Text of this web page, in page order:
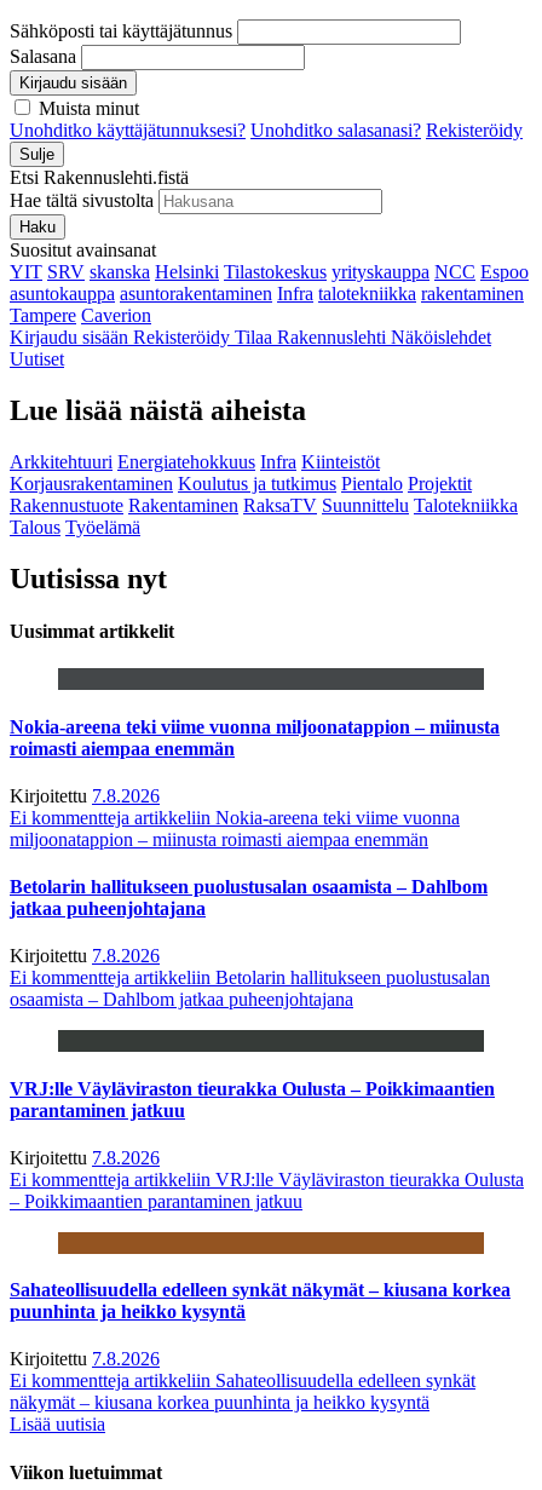
Sähköposti tai käyttäjätunnus
Salasana
Kirjaudu sisään
Muista minut
Unohditko käyttäjätunnuksesi? Unohditko salasanasi? Rekisteröidy
Sulje
Etsi Rakennuslehti.fistä
Hae tältä sivustolta
Haku
Suositut avainsanat
YIT SRV skanska Helsinki Tilastokeskus yrityskauppa NCC Espoo
asuntokauppa asuntorakentaminen Infra talotekniikka rakentaminen
Tampere Caverion
Kirjaudu sisään Rekisteröidy Tilaa Rakennuslehti Näköislehdet
Uutiset
Lue lisää näistä aiheista
Arkkitehtuuri Energiatehokkuus Infra Kiinteistöt
Korjausrakentaminen Koulutus ja tutkimus Pientalo Projektit
Rakennustuote Rakentaminen RaksaTV Suunnittelu Talotekniikka
Talous Työelämä
Uutisissa nyt
Uusimmat artikkelit
Nokia-areena teki viime vuonna miljoonatappion – miinusta
roimasti aiempaa enemmän
Kirjoitettu 7.8.2026
Ei kommentteja artikkeliin Nokia-areena teki viime vuonna
miljoonatappion – miinusta roimasti aiempaa enemmän
Betolarin hallitukseen puolustusalan osaamista – Dahlbom
jatkaa puheenjohtajana
Kirjoitettu 7.8.2026
Ei kommentteja artikkeliin Betolarin hallitukseen puolustusalan
osaamista – Dahlbom jatkaa puheenjohtajana
VRJ:lle Väyläviraston tieurakka Oulusta – Poikkimaantien
parantaminen jatkuu
Kirjoitettu 7.8.2026
Ei kommentteja artikkeliin VRJ:lle Väyläviraston tieurakka Oulusta
– Poikkimaantien parantaminen jatkuu
Sahateollisuudella edelleen synkät näkymät – kiusana korkea
puunhinta ja heikko kysyntä
Kirjoitettu 7.8.2026
Ei kommentteja artikkeliin Sahateollisuudella edelleen synkät
näkymät – kiusana korkea puunhinta ja heikko kysyntä
Lisää uutisia
Viikon luetuimmat